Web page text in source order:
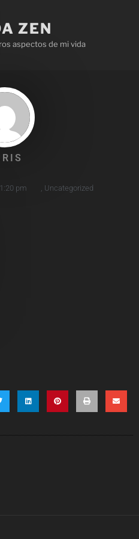
ZEN
aspectos de mi vida
pm Uncategorized